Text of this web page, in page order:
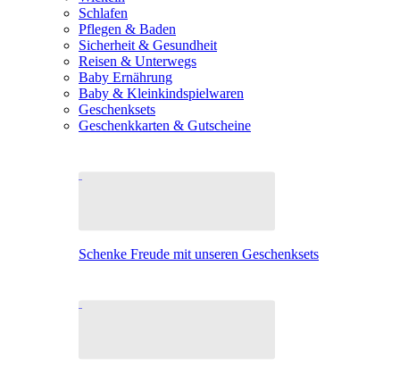
Schlafen
Pflegen & Baden
Sicherheit & Gesundheit
Reisen & Unterwegs
Baby Ernährung
Baby & Kleinkindspielwaren
Geschenksets
Geschenkkarten & Gutscheine
Schenke Freude mit unseren Geschenksets